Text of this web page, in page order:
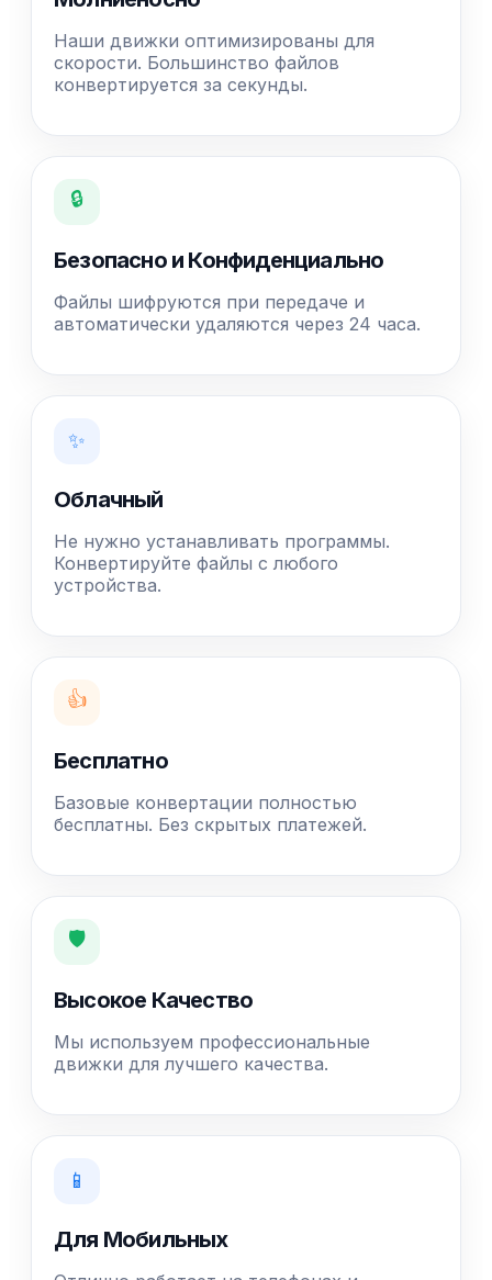
Наши движки оптимизированы для
скорости. Большинство файлов
конвертируется за секунды.
🔒
Безопасно и Конфиденциально
Файлы шифруются при передаче и
автоматически удаляются через 24 часа.
✨
Облачный
Не нужно устанавливать программы.
Конвертируйте файлы с любого
устройства.
👍
Бесплатно
Базовые конвертации полностью
бесплатны. Без скрытых платежей.
🛡️
Высокое Качество
Мы используем профессиональные
движки для лучшего качества.
📱
Для Мобильных